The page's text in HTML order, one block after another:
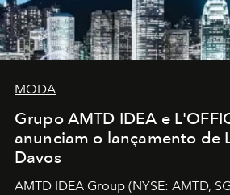
MODA
Grupo AMTD IDEA e
anunciam o lançamento de
Davos
AMTD IDEA Group (NYSE: AMTD,